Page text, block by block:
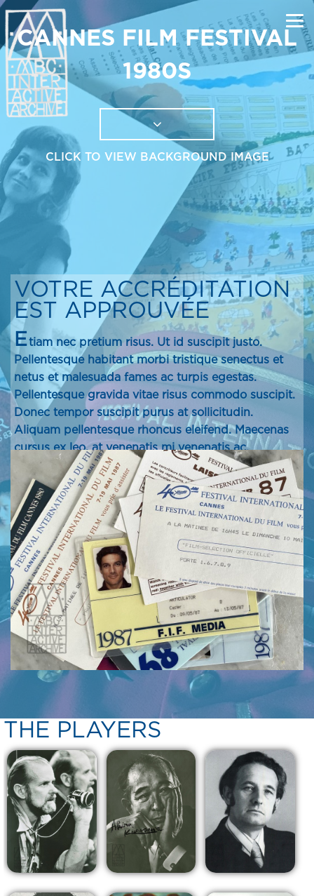
CANNES FILM FESTIVAL
1980S
CLICK TO VIEW BACKGROUND IMAGE
VOTRE ACCRÉDITATION
EST APPROUVÉE
Etiam nec pretium risus. Ut id suscipit justo.
Pellentesque habitant morbi tristique senectus et
netus et malesuada fames ac turpis egestas.
Pellentesque gravida vitae risus commodo suscipit.
Donec tempor suscipit purus at sollicitudin.
Aliquam pellentesque rhoncus eleifend. Maecenas
cursus ex leo, at venenatis mi venenatis ac.
Curabitur in lacus scelerisque, maximus ipsum ut,
hendrerit nisi. Nullam at molestie risus, nec sodales
nibh. Aliquam tellus nulla, congue sagittis libero in,
sagittis dictum lectus.
THE PLAYERS